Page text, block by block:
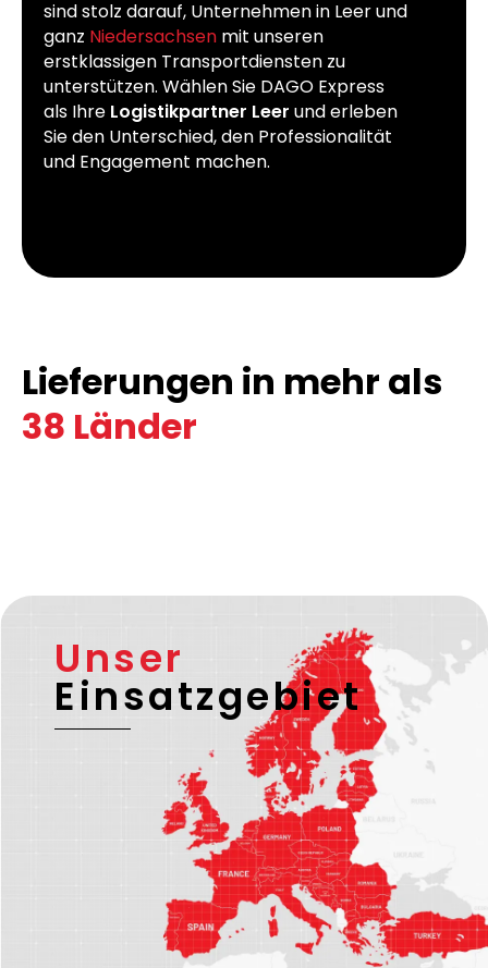
sind stolz darauf, Unternehmen in Leer und
ganz Niedersachsen mit unseren
erstklassigen Transportdiensten zu
unterstützen. Wählen Sie DAGO Express
als Ihre Logistikpartner Leer und erleben
Sie den Unterschied, den Professionalität
und Engagement machen.
Lieferungen in mehr als
38 Länder
Unser
Einsatzgebiet